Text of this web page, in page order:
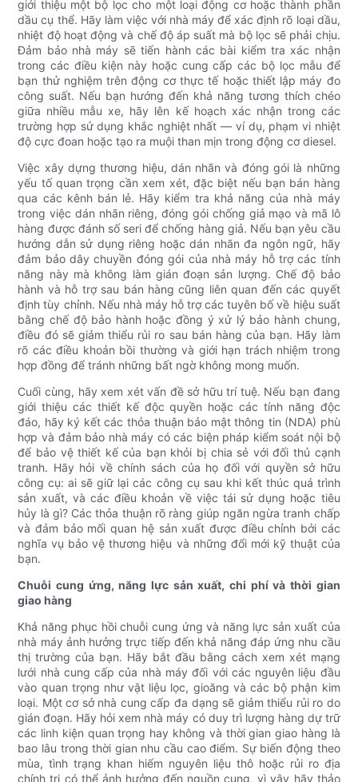
giới thiệu một bộ lọc cho một loại động cơ hoặc thành phần
dầu cụ thể. Hãy làm việc với nhà máy để xác định rõ loại dầu,
nhiệt độ hoạt động và chế độ áp suất mà bộ lọc sẽ phải chịu.
Đảm bảo nhà máy sẽ tiến hành các bài kiểm tra xác nhận
trong các điều kiện này hoặc cung cấp các bộ lọc mẫu để
bạn thử nghiệm trên động cơ thực tế hoặc thiết lập máy đo
công suất. Nếu bạn hướng đến khả năng tương thích chéo
giữa nhiều mẫu xe, hãy lên kế hoạch xác nhận trong các
trường hợp sử dụng khắc nghiệt nhất — ví dụ, phạm vi nhiệt
độ cực đoan hoặc tạo ra muội than mịn trong động cơ diesel.
Việc xây dựng thương hiệu, dán nhãn và đóng gói là những
yếu tố quan trọng cần xem xét, đặc biệt nếu bạn bán hàng
qua các kênh bán lẻ. Hãy kiểm tra khả năng của nhà máy
trong việc dán nhãn riêng, đóng gói chống giả mạo và mã lô
hàng được đánh số seri để chống hàng giả. Nếu bạn yêu cầu
hướng dẫn sử dụng riêng hoặc dán nhãn đa ngôn ngữ, hãy
đảm bảo dây chuyền đóng gói của nhà máy hỗ trợ các tính
năng này mà không làm gián đoạn sản lượng. Chế độ bảo
hành và hỗ trợ sau bán hàng cũng liên quan đến các quyết
định tùy chỉnh. Nếu nhà máy hỗ trợ các tuyên bố về hiệu suất
bằng chế độ bảo hành hoặc đồng ý xử lý bảo hành chung,
điều đó sẽ giảm thiểu rủi ro sau bán hàng của bạn. Hãy làm
rõ các điều khoản bồi thường và giới hạn trách nhiệm trong
hợp đồng để tránh những bất ngờ không mong muốn.
Cuối cùng, hãy xem xét vấn đề sở hữu trí tuệ. Nếu bạn đang
giới thiệu các thiết kế độc quyền hoặc các tính năng độc
đáo, hãy ký kết các thỏa thuận bảo mật thông tin (NDA) phù
hợp và đảm bảo nhà máy có các biện pháp kiểm soát nội bộ
để bảo vệ thiết kế của bạn khỏi bị chia sẻ với đối thủ cạnh
tranh. Hãy hỏi về chính sách của họ đối với quyền sở hữu
công cụ: ai sẽ giữ lại các công cụ sau khi kết thúc quá trình
sản xuất, và các điều khoản về việc tái sử dụng hoặc tiêu
hủy là gì? Các thỏa thuận rõ ràng giúp ngăn ngừa tranh chấp
và đảm bảo mối quan hệ sản xuất được điều chỉnh bởi các
nghĩa vụ bảo vệ thương hiệu và những đổi mới kỹ thuật của
bạn.
Chuỗi cung ứng, năng lực sản xuất, chi phí và thời gian
giao hàng
Khả năng phục hồi chuỗi cung ứng và năng lực sản xuất của
nhà máy ảnh hưởng trực tiếp đến khả năng đáp ứng nhu cầu
thị trường của bạn. Hãy bắt đầu bằng cách xem xét mạng
lưới nhà cung cấp của nhà máy đối với các nguyên liệu đầu
vào quan trọng như vật liệu lọc, gioăng và các bộ phận kim
loại. Một cơ sở nhà cung cấp đa dạng sẽ giảm thiểu rủi ro do
gián đoạn. Hãy hỏi xem nhà máy có duy trì lượng hàng dự trữ
các linh kiện quan trọng hay không và thời gian giao hàng là
bao lâu trong thời gian nhu cầu cao điểm. Sự biến động theo
mùa, tình trạng khan hiếm nguyên liệu thô hoặc rủi ro địa
chính trị có thể ảnh hưởng đến nguồn cung, vì vậy hãy thảo